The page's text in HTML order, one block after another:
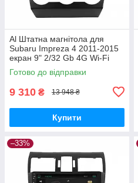
Al Штатна магнітола для
Subaru Impreza 4 2011-2015
екран 9" 2/32 Gb 4G Wi-Fi
GPS Top Android
Готово до відправки
9 310 ₴ 13 948 ₴
Купити
–33%